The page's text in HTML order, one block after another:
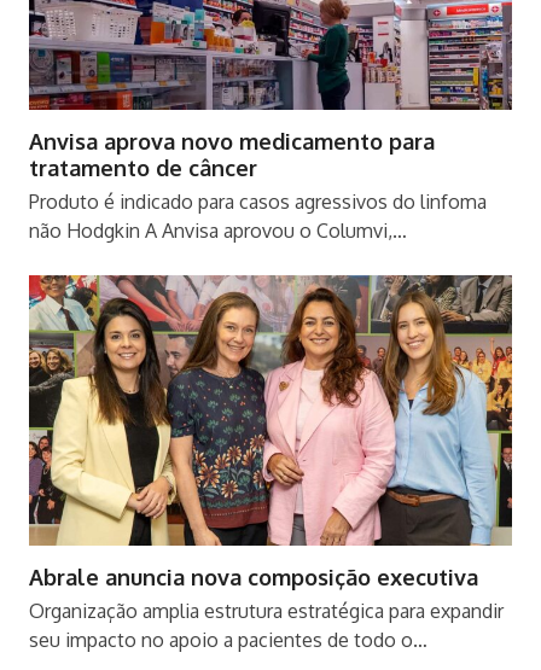
Anvisa aprova novo medicamento para
tratamento de câncer
Produto é indicado para casos agressivos do linfoma
não Hodgkin A Anvisa aprovou o Columvi,…
Abrale anuncia nova composição executiva
Organização amplia estrutura estratégica para expandir
seu impacto no apoio a pacientes de todo o…